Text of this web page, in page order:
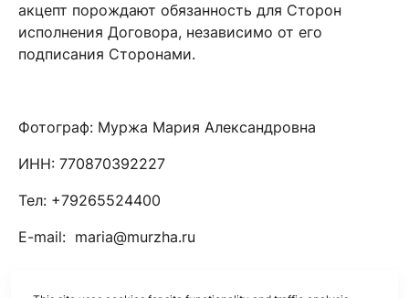
акцепт порождают обязанность для Сторон
исполнения Договора, независимо от его
подписания Сторонами.
Фотограф: Муржа Мария Александровна
ИНН: 770870392227
Тел: +79265524400
E-mail: maria@murzha.ru